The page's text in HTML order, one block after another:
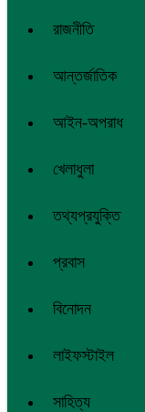
রাজনীতি
আন্তর্জাতিক
আইন-অপরাধ
খেলাধুলা
তথ্যপ্রযুক্তি
প্রবাস
বিনোদন
লাইফস্টাইল
সাহিত্য